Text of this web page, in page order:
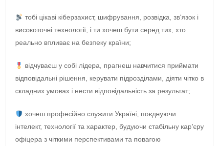
тобі цікаві кіберзахист, шифрування, розвідка, зв’язок і
високоточні технології, і ти хочеш бути серед тих, хто
реально впливає на безпеку країни;
відчуваєш у собі лідера, прагнеш навчитися приймати
відповідальні рішення, керувати підрозділами, діяти чітко в
складних умовах і нести відповідальність за результат;
хочеш професійно служити Україні, поєднуючи
інтелект, технології та характер, будуючи стабільну кар’єру
офіцера з чіткими перспективами та повагою